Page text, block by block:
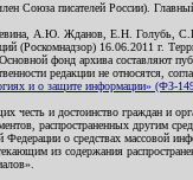
Союза писателей России).
А.Ю. Жданов, Е.Н. Голубь,
16.06.2011 г.
фонд архива составляют
редакции не относятся,
и о защите информации» (ФЗ-
честь и достоинство граждан и
распространенных другим
Федерации о средствах массовой
из содержания